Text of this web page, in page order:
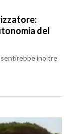
del
inoltre